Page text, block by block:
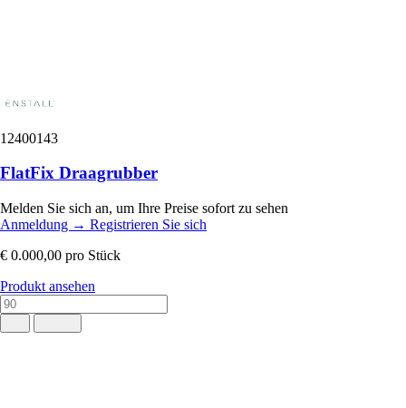
12400143
FlatFix Draagrubber
Melden Sie sich an, um Ihre Preise sofort zu sehen
Anmeldung → Registrieren Sie sich
€ 0.000,00 pro Stück
Produkt ansehen